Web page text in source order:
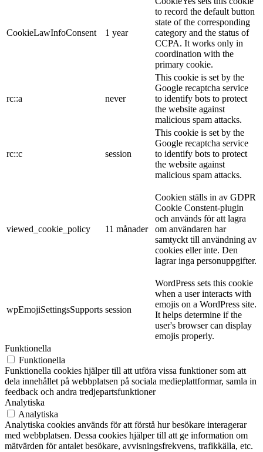
CookieLawInfoConsent 1 year
to record the default button
state of the corresponding
category and the status of
CCPA. It works only in
coordination with the
primary cookie.
rc::a never
This cookie is set by the
Google recaptcha service
to identify bots to protect
the website against
malicious spam attacks.
rc::c session
This cookie is set by the
Google recaptcha service
to identify bots to protect
the website against
malicious spam attacks.
viewed_cookie_policy 11 månader
Cookien ställs in av GDPR
Cookie Constent-plugin
och används för att lagra
om användaren har
samtyckt till användning av
cookies eller inte. Den
lagrar inga personuppgifter.
wpEmojiSettingsSupports session
WordPress sets this cookie
when a user interacts with
emojis on a WordPress site.
It helps determine if the
user's browser can display
emojis properly.
Funktionella
Funktionella
Funktionella cookies hjälper till att utföra vissa funktioner som att
dela innehållet på webbplatsen på sociala medieplattformar, samla in
feedback och andra tredjepartsfunktioner
Analytiska
Analytiska
Analytiska cookies används för att förstå hur besökare interagerar
med webbplatsen. Dessa cookies hjälper till att ge information om
mätvärden för antalet besökare, avvisningsfrekvens, trafikkälla, etc.